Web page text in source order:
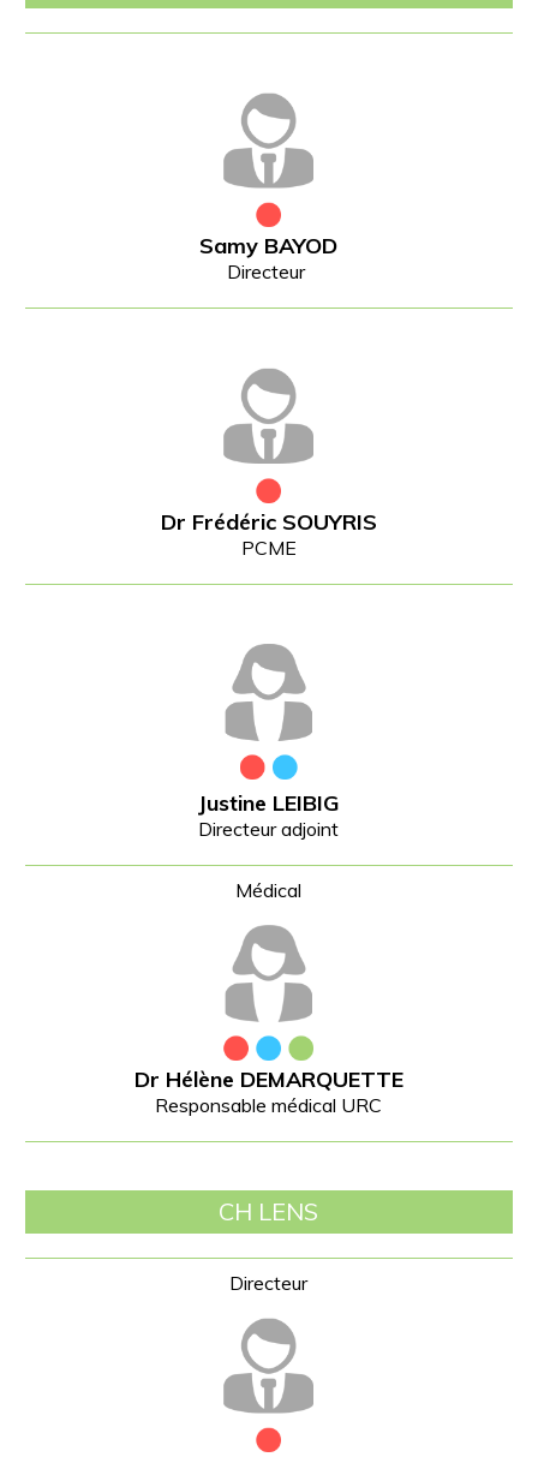
Samy BAYOD
Directeur
Dr Frédéric SOUYRIS
PCME
Justine LEIBIG
Directeur adjoint
Dr Hélène DEMARQUETTE
Responsable médical URC
CH LENS